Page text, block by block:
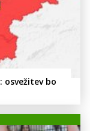
osvežitev bo